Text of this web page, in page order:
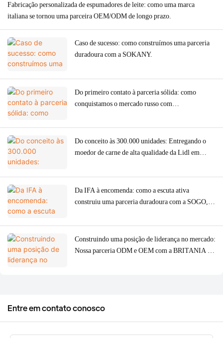
Fabricação personalizada de espumadores de leite: como uma marca
italiana se tornou uma parceira OEM/ODM de longo prazo.
Caso de sucesso: como construímos uma parceria
duradoura com a SOKANY.
Do primeiro contato à parceria sólida: como
conquistamos o mercado russo com
Do conceito às 300.000 unidades: Entregando o
moedor de carne de alta qualidade da Lidl em
Da IFA à encomenda: como a escuta ativa
construiu uma parceria duradoura com a SOGO,
Construindo uma posição de liderança no mercado:
Nossa parceria ODM e OEM com a BRITANIA no
Entre em contato conosco